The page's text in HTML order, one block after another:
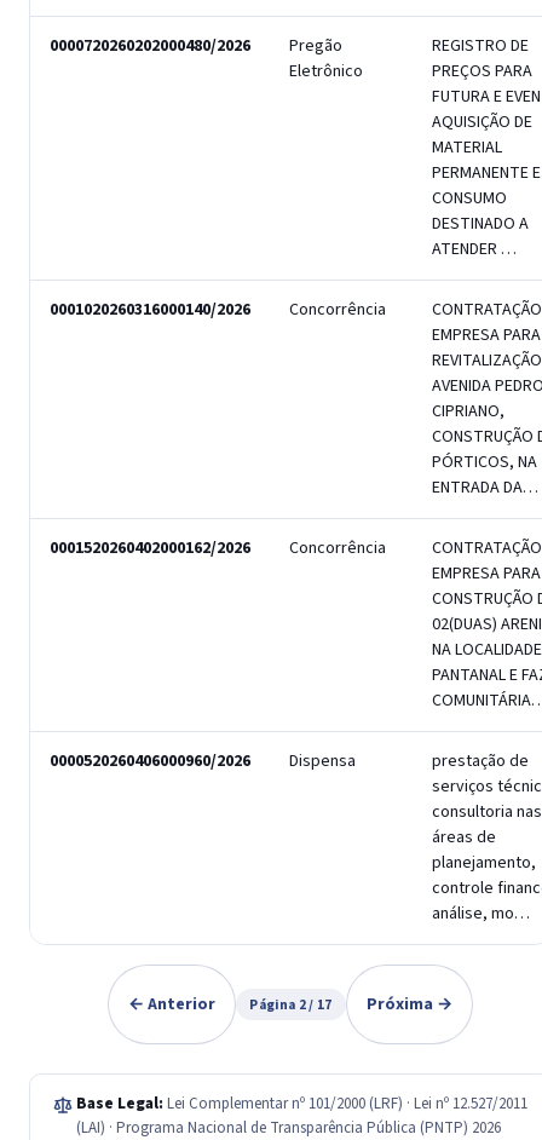
0000720260202000480/2026
Pregão
Eletrônico
REGISTRO DE
PREÇOS PARA
FUTURA E
AQUISIÇÃO DE
MATERIAL
PERMANENTE
CONSUMO
DESTINADO A
ATENDER …
0001020260316000140/2026 Concorrência
EMPRESA PARA
AVENIDA
CIPRIANO,
CONSTRUÇÃO
PÓRTICOS, NA
ENTRADA DA…
0001520260402000162/2026 Concorrência
EMPRESA PARA
CONSTRUÇÃO
02(DUAS)
NA
PANTANAL E
0000520260406000960/2026 Dispensa
prestação de
serviços
consultoria nas
áreas de
planejamento,
controle
análise, mo…
← Anterior Página 2 / 17 Próxima →
Base Legal: Lei Complementar nº 101/2000 (LRF) · Lei nº 12.527/2011
(LAI) · Programa Nacional de Transparência Pública (PNTP) 2026